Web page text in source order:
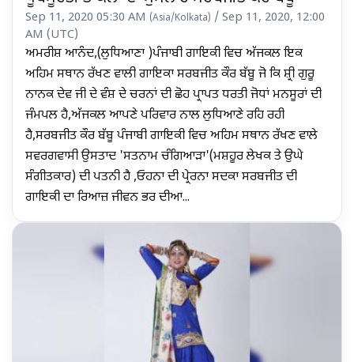
Sep 11, 2020 05:30 AM (Asia/Kolkata) / Sep 11, 2020, 12:00
AM (UTC)
ਅਮਰੀਸ਼ ਆਨੰਦ,(ਲੁਧਿਆਣਾ )ਪੰਜਾਬੀ ਗਾਇਕੀ ਵਿਚ ਅੱਜਕਲ ਇਕ
ਅਹਿਮ ਸਥਾਨ ਰੱਖਣ ਵਾਲੀ ਗਾਇਕਾ ਸਰਬਜੀਤ ਕੌਰ ਬੱਬੂ ਜੋ ਕਿ ਸ਼੍ਰੀ ਗੁਰੂ
ਨਾਨਕ ਦੇਵ ਜੀ ਦੇ ਵੰਸ਼ ਦੇ ਚਰਨਾਂ ਦੀ ਛੋਹ ਪ੍ਰਾਪਤ ਧਰਤੀ ਜੋਧਾਂ ਮਨਸੂਰਾਂ ਦੀ
ਜੰਮਪਲ ਹੈ,ਅੱਜਕਲ ਆਪਣੇ ਪਰਿਵਾਰ ਨਾਲ ਲੁਧਿਆਣੇ ਰਹਿ ਰਹੀ
ਹੈ,ਸਰਬਜੀਤ ਕੌਰ ਬੱਬੂ ਪੰਜਾਬੀ ਗਾਇਕੀ ਵਿਚ ਅਹਿਮ ਸਥਾਨ ਰੱਖਣ ਵਾਲੇ
ਸਵਰਗਵਾਸੀ ਉਸਤਾਦ 'ਸਤਨਾਮ ਚੰਗਿਆੜਾ'(ਮਸ਼ਹੂਰ ਲੇਖਕ ਤੇ ਉਘੇ
ਸੰਗੀਤਕਾਰ) ਦੀ ਪਤਨੀ ਹੈ ,ਓਹਨਾ ਦੀ ਪ੍ਰੇਰਨਾ ਸਦਕਾ ਸਰਬਜੀਤ ਦੀ
ਗਾਇਕੀ ਦਾ ਰਿਆਜ਼ ਜੀਵਨ ਭਰ ਦੀਆ...